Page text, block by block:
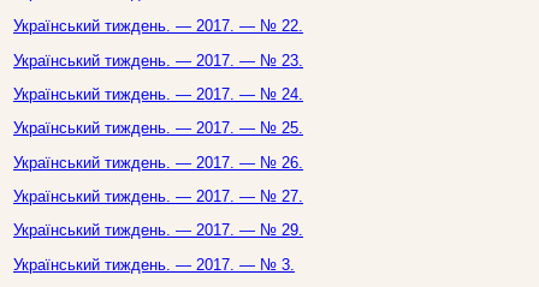
Український тиждень. — 2017. — № 22.
Український тиждень. — 2017. — № 23.
Український тиждень. — 2017. — № 24.
Український тиждень. — 2017. — № 25.
Український тиждень. — 2017. — № 26.
Український тиждень. — 2017. — № 27.
Український тиждень. — 2017. — № 29.
Український тиждень. — 2017. — № 3.